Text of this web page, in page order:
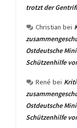
trotzt der
Christian bei
Ostdeutsche
Schützenhilfe
René bei
Ostdeutsche
Schützenhilfe